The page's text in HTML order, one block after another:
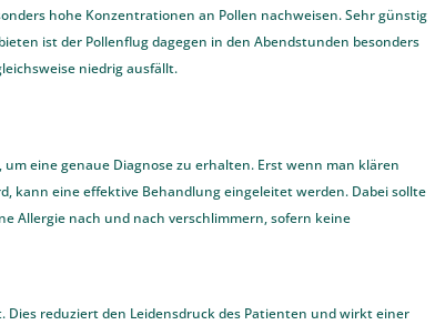
hohe Konzentrationen an Pollen nachweisen. Sehr günstig
ist der Pollenflug dagegen in den Abendstunden besonders
niedrig ausfällt.
eine genaue Diagnose zu erhalten. Erst wenn man klären
kann eine effektive Behandlung eingeleitet werden. Dabei sollte
Allergie nach und nach verschlimmern, sofern keine
reduziert den Leidensdruck des Patienten und wirkt einer